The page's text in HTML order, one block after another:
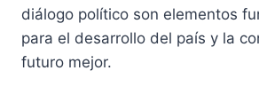
diálogo político son elementos
para el desarrollo del país y la
futuro mejor.